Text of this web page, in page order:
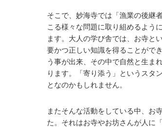
そこで、妙海寺では「漁業の後継
こる様々な問題に取り組めるよう
ます。大人の学び舎では、お寺と
要かつ正しい知識を得ることがで
う事が出来、その中で自然と生ま
ります。「寄り添う」というスタ
となのかもしれません。
またそんな活動をしている中、お
た。それはお寺やお坊さんが人に